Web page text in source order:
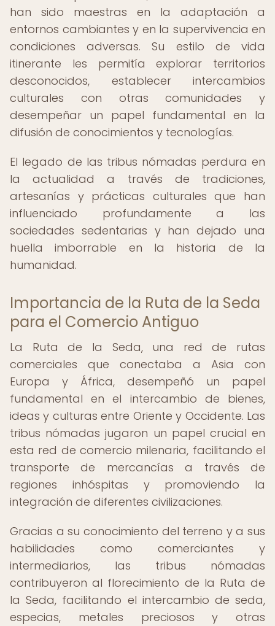
han sido maestras en la adaptación a
entornos cambiantes y en la supervivencia en
condiciones adversas. Su estilo de vida
itinerante les permitía explorar territorios
desconocidos, establecer intercambios
culturales con otras comunidades y
desempeñar un papel fundamental en la
difusión de conocimientos y tecnologías.
El legado de las tribus nómadas perdura en
la actualidad a través de tradiciones,
artesanías y prácticas culturales que han
influenciado profundamente a las
sociedades sedentarias y han dejado una
huella imborrable en la historia de la
humanidad.
Importancia de la Ruta de la Seda
para el Comercio Antiguo
La Ruta de la Seda, una red de rutas
comerciales que conectaba a Asia con
Europa y África, desempeñó un papel
fundamental en el intercambio de bienes,
ideas y culturas entre Oriente y Occidente. Las
tribus nómadas jugaron un papel crucial en
esta red de comercio milenaria, facilitando el
transporte de mercancías a través de
regiones inhóspitas y promoviendo la
integración de diferentes civilizaciones.
Gracias a su conocimiento del terreno y a sus
habilidades como comerciantes y
intermediarios, las tribus nómadas
contribuyeron al florecimiento de la Ruta de
la Seda, facilitando el intercambio de seda,
especias, metales preciosos y otras